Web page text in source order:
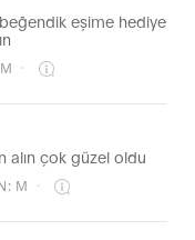
eşime hediye
·
alın çok güzel oldu
M ·